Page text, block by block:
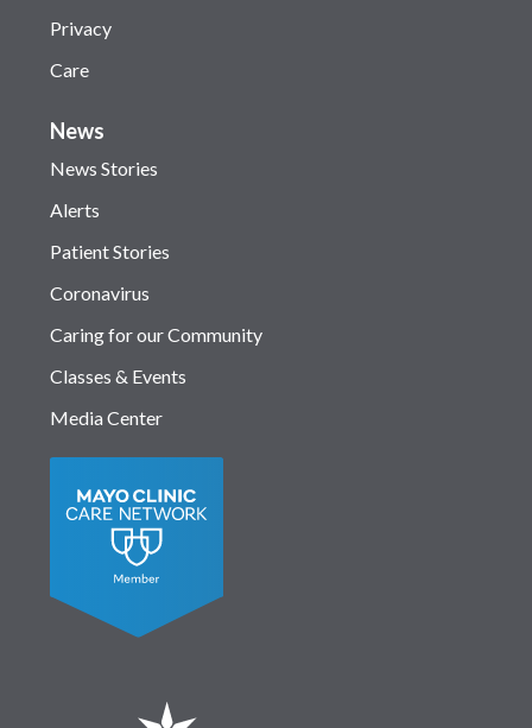
Privacy
Care
News
News Stories
Alerts
Patient Stories
Coronavirus
Caring for our Community
Classes & Events
Media Center